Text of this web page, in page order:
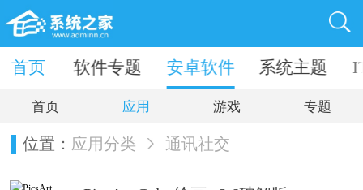
下载 软件专题 安卓软件 系统主题
首页
首页 应用 游戏 专题
位置： 应用分类 通讯社交